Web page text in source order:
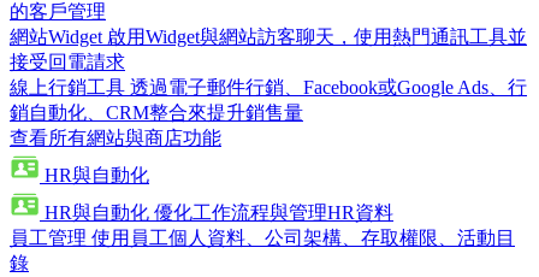
的客戶管理
網站Widget 啟用Widget與網站訪客聊天，使用熱門通訊工具並
接受回電請求
線上行銷工具 透過電子郵件行銷、Facebook或Google Ads、行
銷自動化、CRM整合來提升銷售量
查看所有網站與商店功能
HR與自動化
HR與自動化 優化工作流程與管理HR資料
員工管理 使用員工個人資料、公司架構、存取權限、活動目
錄